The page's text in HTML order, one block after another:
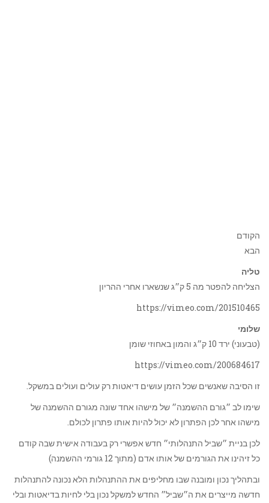
הקודם
הבא
טליה
הצליחה להפטר מה 5 ק״ג שנשארו אחרי ההריון
https://vimeo.com/201510465
שלומי
(טבעוני) ירד 10 ק״ג והמון באחוזי שומן
https://vimeo.com/200684617
זו הסיבה שאנשים שכל הזמן עושים דיאטות רק עולים ועולים במשקל.
שימו לב ״גורם ההשמנה״ של מישהו אחד שונה מגורם ההשמנה של
מישהו אחר לכן הפתרון לא יכול להיות אותו פתרון לכולם.
לכן בניית ״שביל התנהלותי״ חדש אפשרי רק בעבודה אישית שבה קודם
כל זיהינו את הגורמים של אותו אדם (מתוך 12 גורמי ההשמנה)
ובתהליך נכון ומובנה שבו מחליפים את ההתנהלות הלא נכונה להתנהלות
חדשה מייצרים את ה״שביל״ החדש למשקל נכון בלי לחיות בדיאטות ובלי